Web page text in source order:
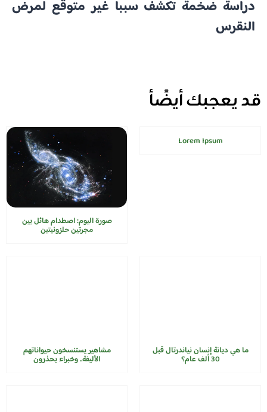
دراسة ضخمة تكشف سببا غير متوقع لمرض
النقرس
قد يعجبك أيضًأ
Lorem Ipsum
صورة اليوم: اصطدام هائل بين
مجرتين حلزونيتين
ما هي ديانة إنسان نياندرتال قبل
30 ألف عام؟
مشاهير يستنسخون حيواناتهم
الأليفة.. وخبراء يحذرون